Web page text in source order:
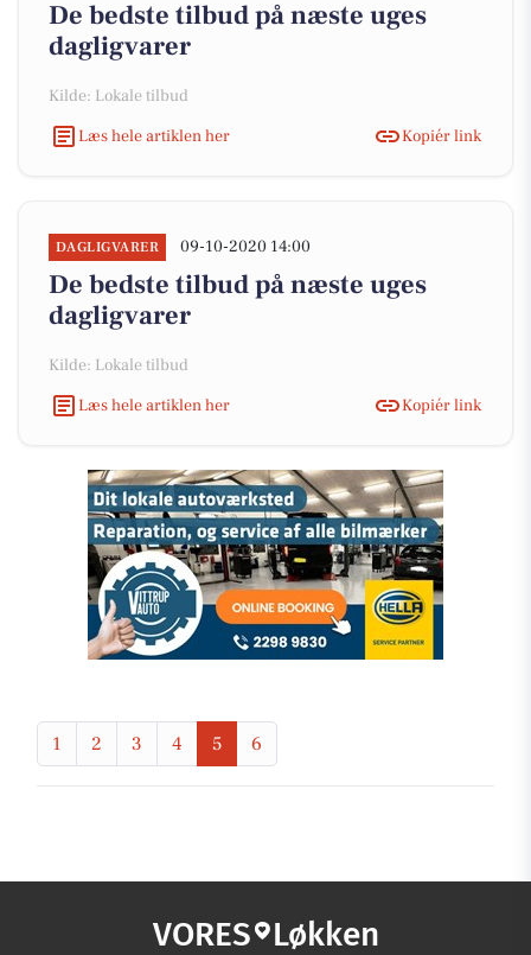
De bedste tilbud på næste uges
dagligvarer
Kilde: Lokale tilbud
Læs hele artiklen her
Kopiér link
DAGLIGVARER 09-10-2020 14:00
De bedste tilbud på næste uges
dagligvarer
Kilde: Lokale tilbud
Læs hele artiklen her
Kopiér link
1 2 3 4 5 6
VORES Løkken